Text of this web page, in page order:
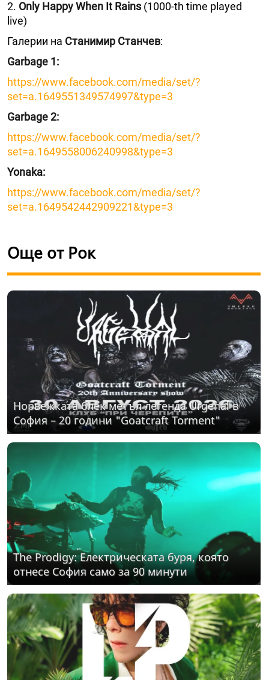
2. Only Happy When It Rains (1000-th time played
live)
Галерии на Станимир Станчев:
Garbage 1:
https://www.facebook.com/media/set/?
set=a.1649551349574997&type=3
Garbage 2:
https://www.facebook.com/media/set/?
set=a.1649558006240998&type=3
Yonaka:
https://www.facebook.com/media/set/?
set=a.1649542442909221&type=3
Още от Рок
Норвежката блек метъл легенда Urgehal в
София – 20 години "Goatcraft Torment"
The Prodigy: Електрическата буря, която
отнесе София само за 90 минути